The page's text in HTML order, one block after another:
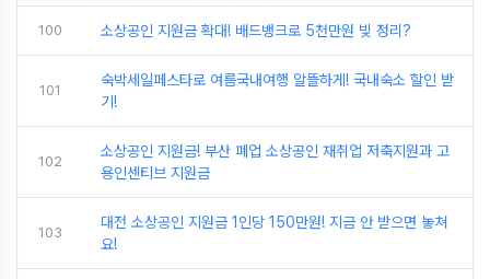
100 소상공인 지원금 확대! 배드뱅크로 5천만원 빚 정리?
101
숙박세일페스타로 여름국내여행 알뜰하게! 국내숙소 할인 받
기!
102
소상공인 지원금! 부산 폐업 소상공인 재취업 저축지원과 고
용인센티브 지원금
103
대전 소상공인 지원금 1인당 150만원! 지금 안 받으면 놓쳐
요!